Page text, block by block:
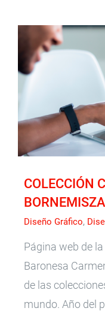
COLECCIÓN
BORNEMISZA
Diseño Gráfico,
Página web de
Baronesa
de las
mundo. Año del